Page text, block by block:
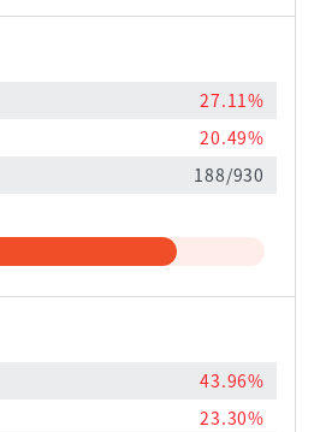
27.11%
20.49%
188/930
43.96%
23.30%